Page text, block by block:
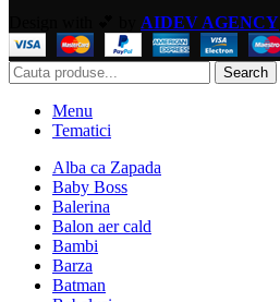
AIDEV AGENCY
Search
Menu
Tematici
Alba ca Zapada
Baby Boss
Balerina
Balon aer cald
Bambi
Barza
Batman